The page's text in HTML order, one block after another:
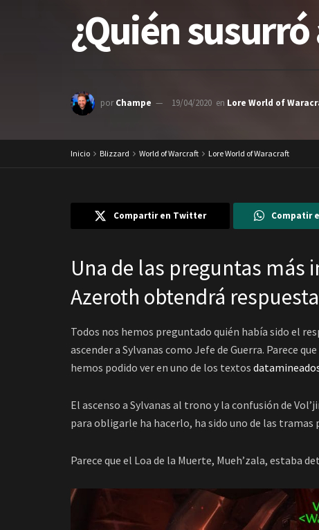
¿Quién
por Champe 19/04/2020 en Lore World of
Inicio Blizzard World of Warcraft Lore World of Waracraft
Compartir en Twitter Compatir
Una de las preguntas
Azeroth obtendrá
Todos nos hemos preguntado quién había sido el
ascender a Sylvanas como Jefe de Guerra. Parece
hemos podido ver en uno de los textos
El ascenso a Sylvanas al trono y la confusión de
para obligarle ha hacerlo, ha sido uno de las tramas
Parece que el Loa de la Muerte, Mueh’zala, estaba